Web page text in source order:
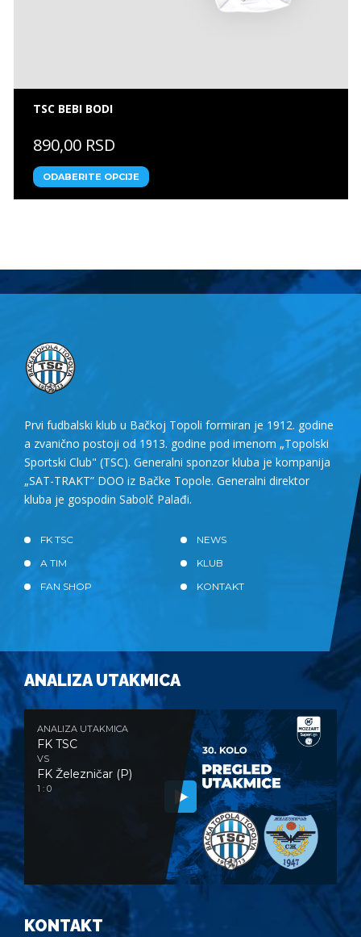
TSC BEBI BODI
890,00 RSD
ODABERITE OPCIJE
Prvi fudbalski klub u Bačkoj Topoli formiran je 1912. godine
a zvanično postoji od 1913. godine pod imenom „Topolski
Sportski Club" (TSC). Generalni sponzor kluba je kompanija
„SAT-TRAKT” DOO iz Bačke Topole. Generalni direktor
kluba je gospodin Sabolč Palađi.
FK TSC
NEWS
A TIM
KLUB
FAN SHOP
KONTAKT
ANALIZA UTAKMICA
ANALIZA UTAKMICA
FK TSC
VS
FK Železničar (P)
1 : 0
KONTAKT